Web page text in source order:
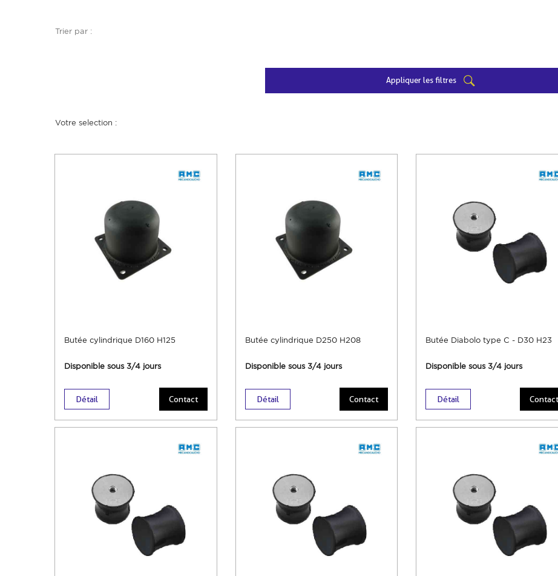
Trier par :
Appliquer les filtres
Votre selection :
Butée cylindrique D160 H125
Disponible sous 3/4 jours
Détail Contact
Butée cylindrique D250 H208
Disponible sous 3/4 jours
Détail Contact
Butée Diabolo type C - D30 H23
Disponible sous 3/4 jours
Détail Contact